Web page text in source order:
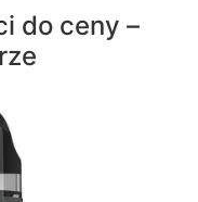
do ceny –